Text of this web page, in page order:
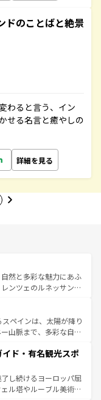
ドのことばと絶景
わると言う、イン
せる名言と癒やしの
詳細を見る
然と多彩な魅力にあふ
ンツェのルネッサンス
やアマルフィ海岸の絶
光の合間には、本場の
料理を堪能することも
ない旅をしてみよう！
ペインは、太陽が降り
山脈まで、多彩な自然
フラメンコ、熱気あふ
生活の一部となってい
囲気や、バルセロナの
古代ローマ遺跡や中世
ド・有名観光スポ
し続けるヨーロッパ屈
ル塔やルーブル美術館